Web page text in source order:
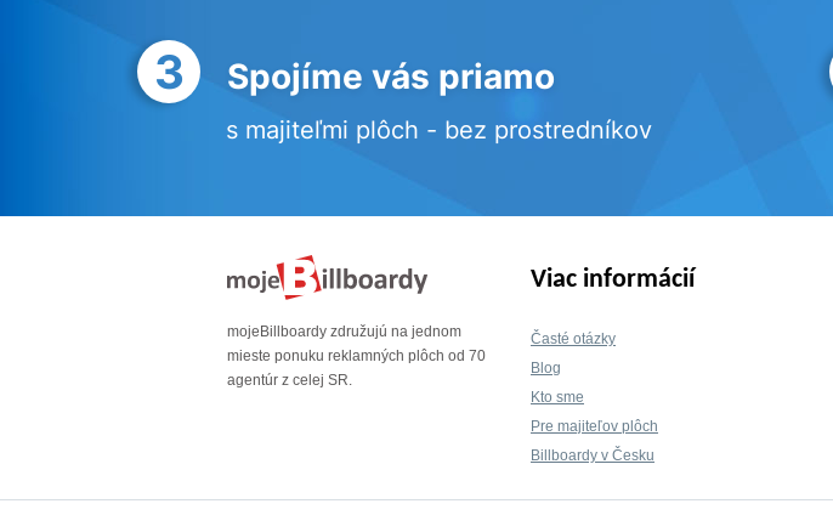
3 Spojíme vás priamo
s majiteľmi plôch - bez prostredníkov
mojeBillboardy združujú na jednom
mieste ponuku reklamných plôch od 70
agentúr z celej SR.
Viac informácií
Časté otázky
Blog
Kto sme
Pre majiteľov plôch
Billboardy v Česku